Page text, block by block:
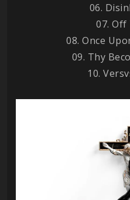
06.
07. Off
08. Once
09. Thy
10.